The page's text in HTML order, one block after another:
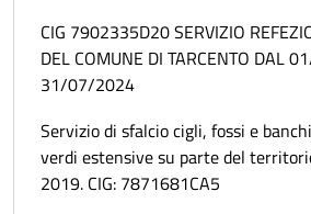
CIG 7902335D20 SERVIZIO
DEL COMUNE DI TARCENTO DAL
31/07/2024
Servizio di sfalcio cigli, fossi e
verdi estensive su parte del
2019. CIG: 7871681CA5